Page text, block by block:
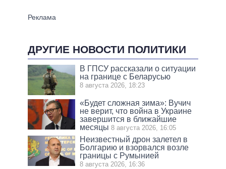
ДРУГИЕ НОВОСТИ ПОЛИТИКИ
В ГПСУ рассказали о ситуации
на границе с Беларусью
8 августа 2026, 18:23
«Будет сложная зима»: Вучич
не верит, что война в Украине
завершится в ближайшие
месяцы 8 августа 2026, 16:05
Неизвестный дрон залетел в
Болгарию и взорвался возле
границы с Румынией
8 августа 2026, 16:36